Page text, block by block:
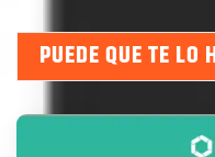
PUEDE QUE TE LO